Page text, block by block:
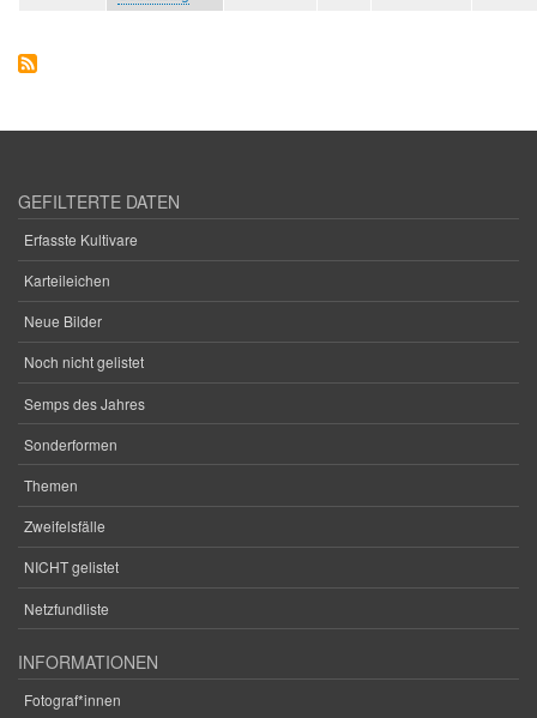
GEFILTERTE DATEN
Erfasste Kultivare
Karteileichen
Neue Bilder
Noch nicht gelistet
Semps des Jahres
Sonderformen
Themen
Zweifelsfälle
NICHT gelistet
Netzfundliste
INFORMATIONEN
Fotograf*innen